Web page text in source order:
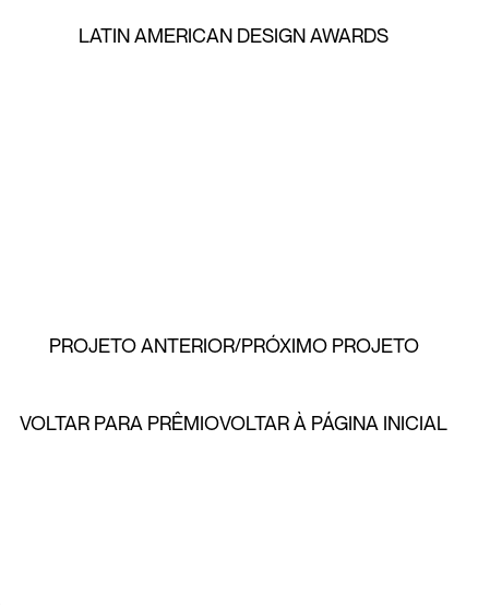
LATIN AMERICAN DESIGN AWARDS
PROJETO ANTERIOR PRÓXIMO PROJETO
VOLTAR PARA PRÊMIOVOLTAR À PÁGINA INICIAL